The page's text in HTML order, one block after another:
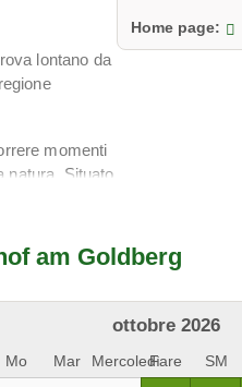
lontano da
momenti
natura. Situato
Home page:
am Goldberg
ottobre 2026
Mo Mar MercoledìFare SM